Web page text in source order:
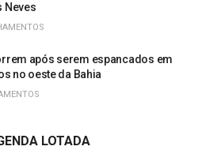
Neves
após serem espancados em
no oeste da Bahia
LOTADA